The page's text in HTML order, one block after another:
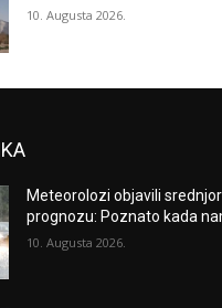
10. Augusta 2026.
Meteorolozi objavili
prognozu: Poznato kada
10. Augusta 2026.